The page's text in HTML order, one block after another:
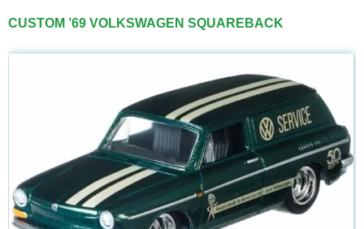
CUSTOM ’69 VOLKSWAGEN SQUAREBACK